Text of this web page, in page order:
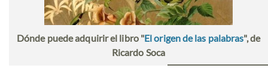
Dónde puede adquirir el libro "El origen de las palabras", de
Ricardo Soca